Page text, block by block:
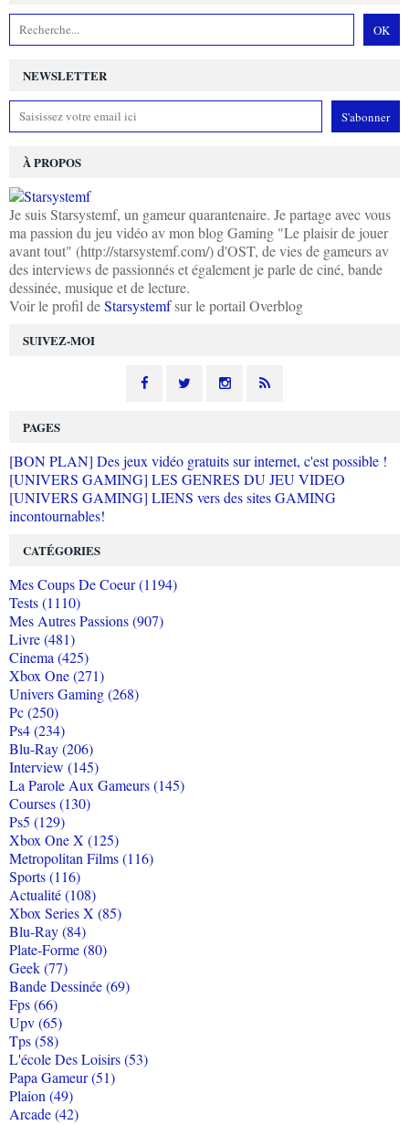
NEWSLETTER
SUIVEZ-MOI
À PROPOS
Je suis Starsystemf, un gameur quarantenaire. Je partage avec vous
ma passion du jeu vidéo av mon blog Gaming "Le plaisir de jouer
avant tout" (http://starsystemf.com/) d'OST, de vies de gameurs av
des interviews de passionnés et également je parle de ciné, bande
dessinée, musique et de lecture.
Voir le profil deStarsystemfsur le portail Overblog
PAGES
[BON PLAN] Des jeux vidéo gratuits sur internet, c'est possible !
[UNIVERS GAMING] LES GENRES DU JEU VIDEO
[UNIVERS GAMING] LIENS vers des sites GAMING
incontournables!
CATÉGORIES
Mes Coups De Coeur (1194)
Tests (1110)
Mes Autres Passions (907)
Livre (481)
Cinema (425)
Xbox One (271)
Univers Gaming (268)
Pc (250)
Ps4 (234)
Blu-Ray (206)
Interview (145)
La Parole Aux Gameurs (145)
Courses (130)
Ps5 (129)
Xbox One X (125)
Metropolitan Films (116)
Sports (116)
Actualité (108)
Xbox Series X (85)
Blu-Ray (84)
Plate-Forme (80)
Geek (77)
Bande Dessinée (69)
Fps (66)
Upv (65)
Tps (58)
L'école Des Loisirs (53)
Papa Gameur (51)
Plaion (49)
Arcade (42)